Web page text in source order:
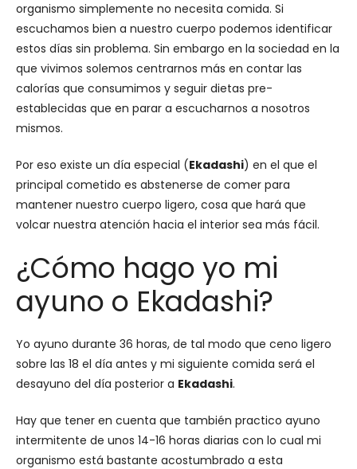
organismo simplemente no necesita comida. Si
escuchamos bien a nuestro cuerpo podemos identificar
estos días sin problema. Sin embargo en la sociedad en la
que vivimos solemos centrarnos más en contar las
calorías que consumimos y seguir dietas pre-
establecidas que en parar a escucharnos a nosotros
mismos.
Por eso existe un día especial (Ekadashi) en el que el
principal cometido es abstenerse de comer para
mantener nuestro cuerpo ligero, cosa que hará que
volcar nuestra atención hacia el interior sea más fácil.
¿Cómo hago yo mi
ayuno o Ekadashi?
Yo ayuno durante 36 horas, de tal modo que ceno ligero
sobre las 18 el día antes y mi siguiente comida será el
desayuno del día posterior a Ekadashi.
Hay que tener en cuenta que también practico ayuno
intermitente de unos 14-16 horas diarias con lo cual mi
organismo está bastante acostumbrado a esta